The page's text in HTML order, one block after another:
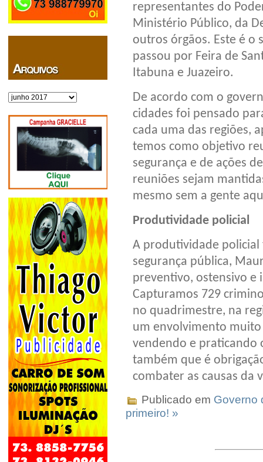
Arquivos
representantes do
Ministério Público, da
outros órgãos. Este é o
passou por Feira de
Itabuna e Juazeiro.
De acordo com o
cidades foi pensado
cada uma das regiões,
temos como objetivo
segurança e de ações
reuniões sejam
mesmo sem a gente
Produtividade policial
A produtividade policial
segurança pública,
preventivo, ostensivo e
Capturamos 729
no quadrimestre, na
um envolvimento muito
vendendo e praticando
também que é
combater as causas da
Publicado em Governo
primeiro! »